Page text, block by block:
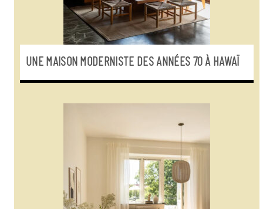
UNE MAISON MODERNISTE DES ANNÉES 70 À HAWAÏ